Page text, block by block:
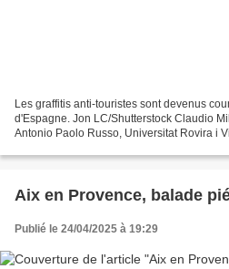
Les graffitis anti-touristes sont devenus
d'Espagne. Jon LC/Shutterstock Claudio
Antonio Paolo Russo, Universitat Rovira i
Aix en Provence, balade
Publié le 24/04/2025 à 19:29